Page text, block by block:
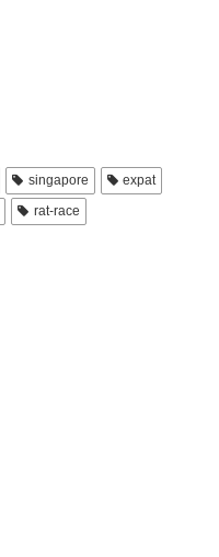
singapore
expat
rat-race